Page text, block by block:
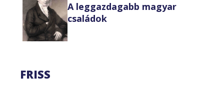
A leggazdagabb magyar
családok
FRISS